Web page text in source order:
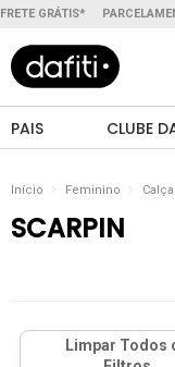
FRETE GRÁTIS*
PAIS CLUBE
Início Feminino
SCARPIN